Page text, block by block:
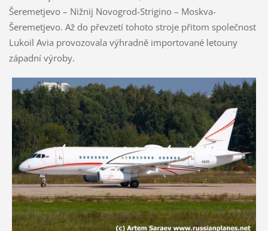
Šeremetjevo – Nižnij Novogrod-Strigino – Moskva-
Šeremetjevo. Až do převzetí tohoto stroje přitom společnost
Lukoil Avia provozovala výhradně importované letouny
západní výroby.